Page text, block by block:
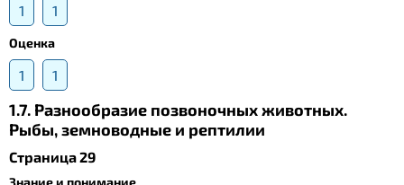
1 1
Оценка
1 1
1.7. Разнообразие позвоночных животных.
Рыбы, земноводные и рептилии
Страница 29
Знание и понимание